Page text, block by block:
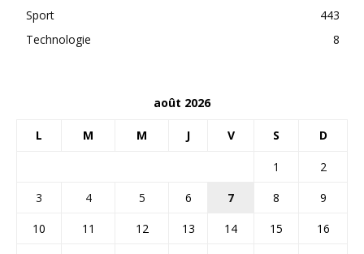
Sport
443
Technologie
8
août 2026
L M M J V S D
1
2
3
4 5 6 7 8
9
10
11 12 13 14 15
16